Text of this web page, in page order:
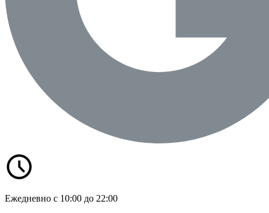
Ежедневно с 10:00 до 22:00